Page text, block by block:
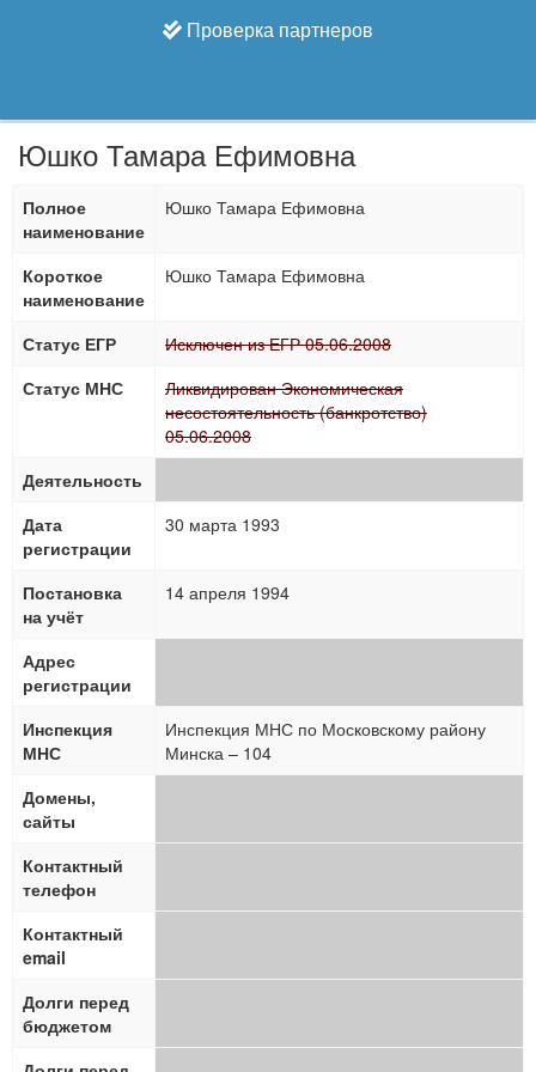
Проверка партнеров
Юшко Тамара Ефимовна
Полное
наименование
Юшко Тамара Ефимовна
Короткое
наименование
Юшко Тамара Ефимовна
Статус ЕГР
Исключен из ЕГР 05.06.2008
Статус МНС
Ликвидирован Экономическая
несостоятельность (банкротство)
05.06.2008
Деятельность
Дата
регистрации
30 марта 1993
Постановка
на учёт
14 апреля 1994
Адрес
регистрации
Инспекция
МНС
Инспекция МНС по Московскому району
Минска – 104
Домены,
сайты
Контактный
телефон
Контактный
email
Долги перед
бюджетом